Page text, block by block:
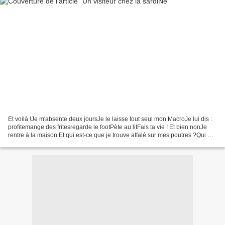
Et voilà !Je m'absente deux joursJe le laisse tout seul mon MacroJe lui dis :
profitemange des fritesregarde le footPète au litFais ta vie ! Et bien nonJe
rentre à la maison Et qui est-ce que je trouve affalé sur mes poutres ?Qui me